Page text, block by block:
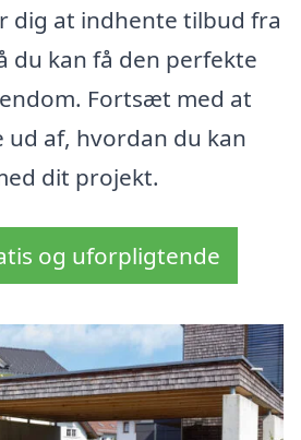
dig at indhente tilbud fra
du kan få den perfekte
Fortsæt med at
af, hvordan du kan
dit projekt.
og uforpligtende